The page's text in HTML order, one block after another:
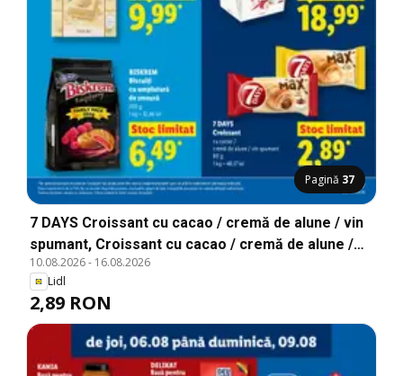
Pagină 37
7 DAYS Croissant cu cacao / cremă de alune / vin
spumant, Croissant cu cacao / cremă de alune /
vin spumant
10.08.2026- 16.08.2026
Lidl
2,89 RON